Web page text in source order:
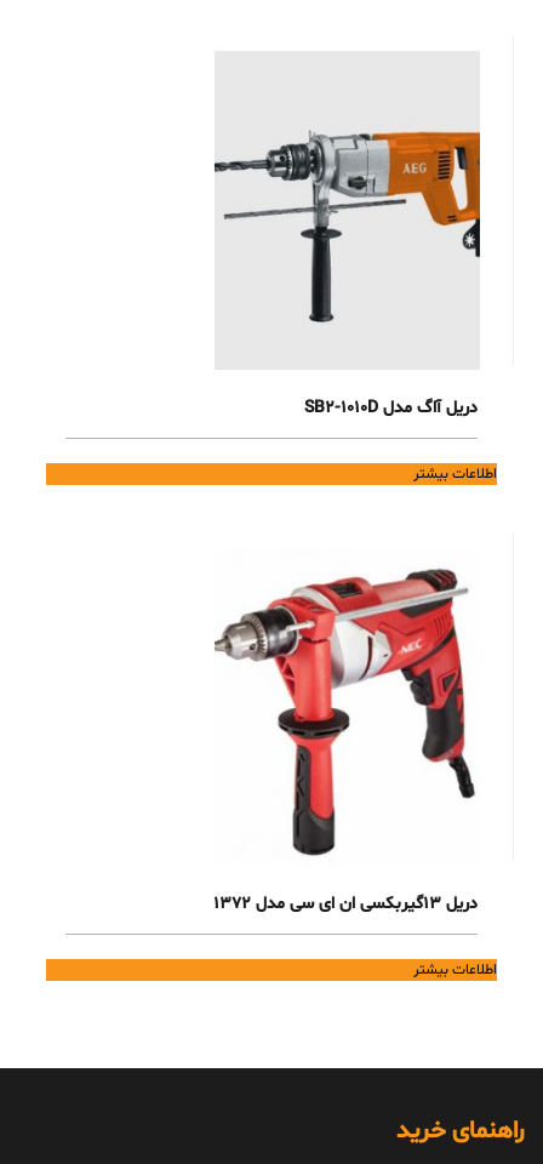
دریل آاگ مدل SB2-1010D
اطلاعات بیشتر
دریل 13گیربکسی ان ای سی مدل 1372
اطلاعات بیشتر
راهنمای خرید